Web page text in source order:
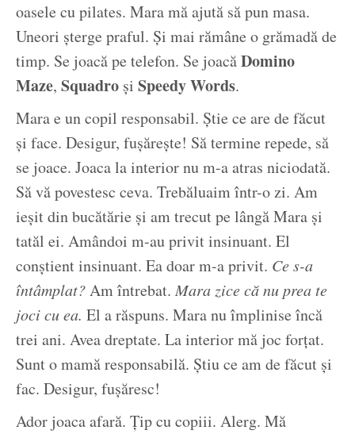
oasele cu pilates. Mara mă ajută să pun masa.
Uneori șterge praful. Și mai rămâne o grămadă de
timp. Se joacă pe telefon. Se joacăDomino
Maze, Squadro și Speedy Words.
Mara e un copil responsabil. Știe ce are de făcut
și face. Desigur, fușărește! Să termine repede, să
se joace. Joaca la interior nu m-a atras niciodată.
Să vă povestesc ceva. Trebăluaim într-o zi. Am
ieșit din bucătărie și am trecut pe lângă Mara și
tatăl ei. Amândoi m-au privit insinuant. El
conștient insinuant. Ea doar m-a privit. Ce s-a
întâmplat?Am întrebat. Mara zice că nu prea te
joci cu ea. El a răspuns. Mara nu împlinise încă
trei ani. Avea dreptate. La interior mă joc forțat.
Sunt o mamă responsabilă. Știu ce am de făcut și
fac. Desigur, fușăresc!
Ador joaca afară. Țip cu copiii. Alerg. Mă